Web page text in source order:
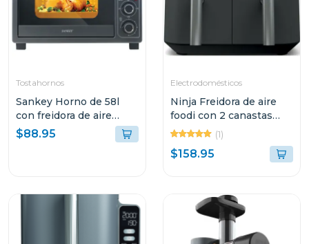
Tostahornos
Sankey Horno de 58l
con freidora de aire
color negro fro58011
$88.95
Electrodomésticos
Ninja Freidora de aire
foodi con 2 canastas
dual zone(1)
$158.95